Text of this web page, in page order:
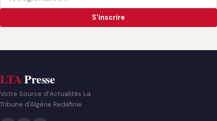
S'inscrire
LTAPresse
Votre Source d’Actualités La
Tribune d'Algérie Redéfinie